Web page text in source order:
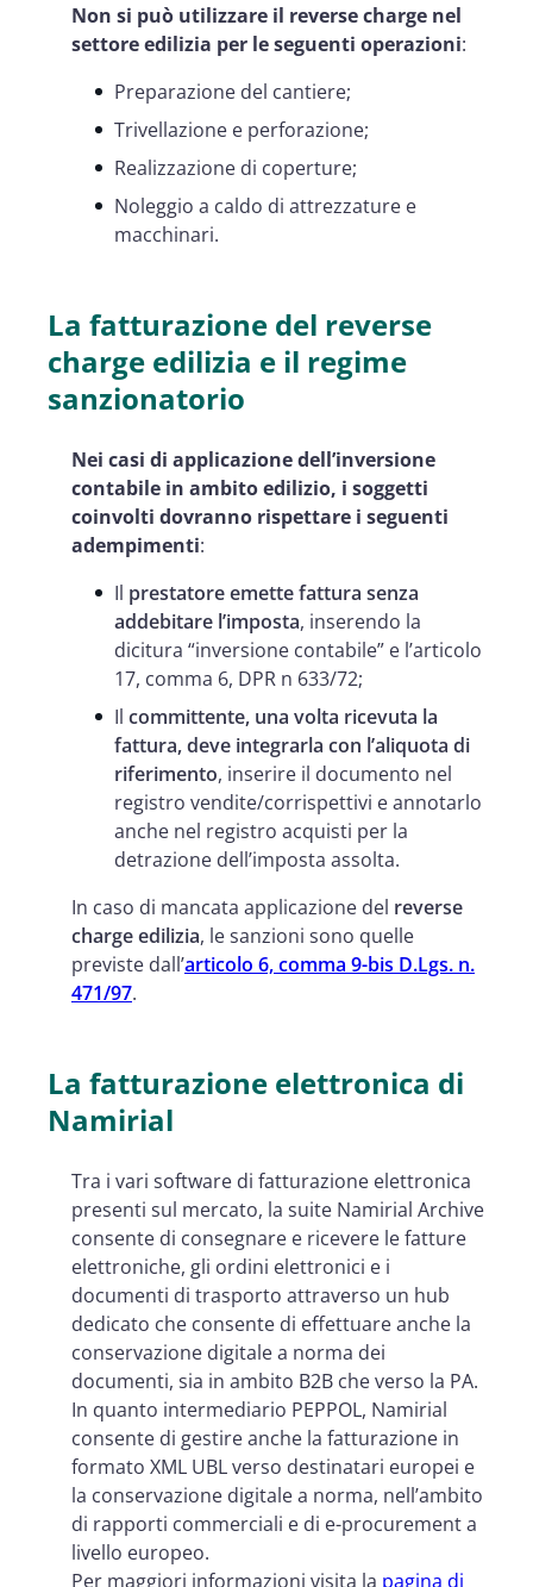
Non si può utilizzare il reverse charge nel
settore edilizia per le seguenti operazioni:
Preparazione del cantiere;
Trivellazione e perforazione;
Realizzazione di coperture;
Noleggio a caldo di attrezzature e
macchinari.
La fatturazione del reverse
charge edilizia e il regime
sanzionatorio
Nei casi di applicazione dell’inversione
contabile in ambito edilizio, i soggetti
coinvolti dovranno rispettare i seguenti
adempimenti:
Il prestatore emette fattura senza
addebitare l’imposta, inserendo la
dicitura “inversione contabile” e l’articolo
17, comma 6, DPR n 633/72;
Il committente, una volta ricevuta la
fattura, deve integrarla con l’aliquota di
riferimento, inserire il documento nel
registro vendite/corrispettivi e annotarlo
anche nel registro acquisti per la
detrazione dell’imposta assolta.
In caso di mancata applicazione del reverse
charge edilizia, le sanzioni sono quelle
previste dall’articolo 6, comma 9-bis D.Lgs. n.
471/97.
La fatturazione elettronica di
Namirial
Tra i vari software di fatturazione elettronica
presenti sul mercato, la suite Namirial Archive
consente di consegnare e ricevere le fatture
elettroniche, gli ordini elettronici e i
documenti di trasporto attraverso un hub
dedicato che consente di effettuare anche la
conservazione digitale a norma dei
documenti, sia in ambito B2B che verso la PA.
In quanto intermediario PEPPOL, Namirial
consente di gestire anche la fatturazione in
formato XML UBL verso destinatari europei e
la conservazione digitale a norma, nell’ambito
di rapporti commerciali e di e-procurement a
livello europeo.
Per maggiori informazioni visita la pagina di